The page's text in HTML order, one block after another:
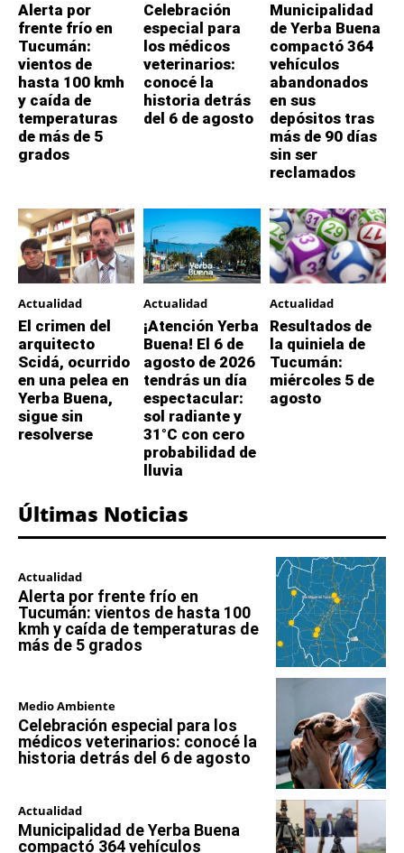
Alerta por
frente frío en
Tucumán:
vientos de
hasta 100 kmh
y caída de
temperaturas
de más de 5
grados
Celebración
especial para
los médicos
veterinarios:
conocé la
historia detrás
del 6 de agosto
Municipalidad
de Yerba Buena
compactó 364
vehículos
abandonados
en sus
depósitos tras
más de 90 días
sin ser
reclamados
Actualidad
El crimen del
arquitecto
Scidá, ocurrido
en una pelea en
Yerba Buena,
sigue sin
resolverse
Actualidad
¡Atención Yerba
Buena! El 6 de
agosto de 2026
tendrás un día
espectacular:
sol radiante y
31°C con cero
probabilidad de
lluvia
Actualidad
Resultados de
la quiniela de
Tucumán:
miércoles 5 de
agosto
Últimas Noticias
Actualidad
Alerta por frente frío en
Tucumán: vientos de hasta 100
kmh y caída de temperaturas de
más de 5 grados
Medio Ambiente
Celebración especial para los
médicos veterinarios: conocé la
historia detrás del 6 de agosto
Actualidad
Municipalidad de Yerba Buena
compactó 364 vehículos